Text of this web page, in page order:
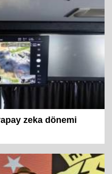
zeka dönemi